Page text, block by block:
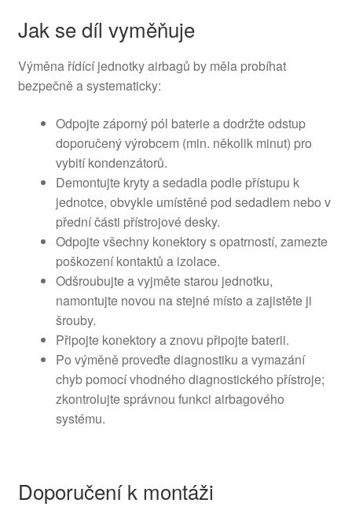
Jak se díl vyměňuje
Výměna řídící jednotky airbagů by měla probíhat
bezpečně a systematicky:
Odpojte záporný pól baterie a dodržte odstup
doporučený výrobcem (min. několik minut) pro
vybití kondenzátorů.
Demontujte kryty a sedadla podle přístupu k
jednotce, obvykle umístěné pod sedadlem nebo v
přední části přístrojové desky.
Odpojte všechny konektory s opatrností, zamezte
poškození kontaktů a izolace.
Odšroubujte a vyjměte starou jednotku,
namontujte novou na stejné místo a zajistěte ji
šrouby.
Připojte konektory a znovu připojte baterii.
Po výměně proveďte diagnostiku a vymazání
chyb pomocí vhodného diagnostického přístroje;
zkontrolujte správnou funkci airbagového
systému.
Doporučení k montáži